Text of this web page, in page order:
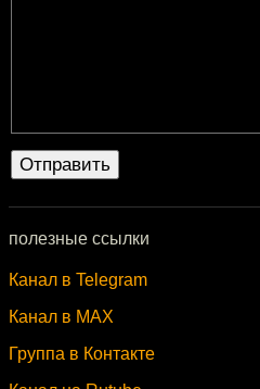
полезные ссылки
Канал в Telegram
Канал в MAX
Группа в Контакте